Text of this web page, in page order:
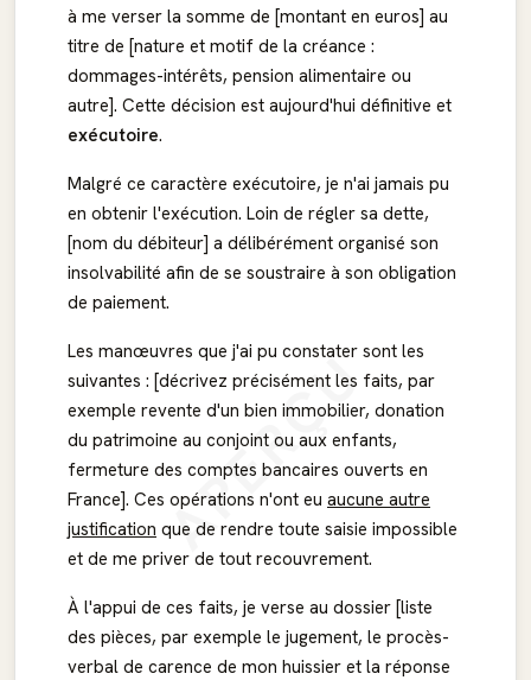
APERÇU
à me verser la somme de [montant en euros] au
titre de [nature et motif de la créance :
dommages-intérêts, pension alimentaire ou
autre]. Cette décision est aujourd'hui définitive et
exécutoire.
Malgré ce caractère exécutoire, je n'ai jamais pu
en obtenir l'exécution. Loin de régler sa dette,
[nom du débiteur] a délibérément organisé son
insolvabilité afin de se soustraire à son obligation
de paiement.
Les manœuvres que j'ai pu constater sont les
suivantes : [décrivez précisément les faits, par
exemple revente d'un bien immobilier, donation
du patrimoine au conjoint ou aux enfants,
fermeture des comptes bancaires ouverts en
France]. Ces opérations n'ont eu aucune autre
justification que de rendre toute saisie impossible
et de me priver de tout recouvrement.
À l'appui de ces faits, je verse au dossier [liste
des pièces, par exemple le jugement, le procès-
verbal de carence de mon huissier et la réponse